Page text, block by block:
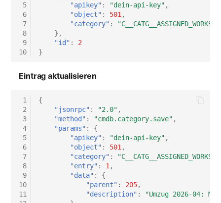
Systemdienst
Telefon
Stromversorgung
Verstärker
Verteilerkasten
Vertrag
Virtueller Client
5
6
7
8
9
10
"apikey" : "dein-api-key" ,
"object" : 501 ,
"category" :
},
"id" :
2
}
Eintrag aktualisieren
1
2
3
4
5
6
7
8
9
10
11
{
"jsonrpc" : "2.0" ,
"method" : "cmdb.category.save" ,
"params" :
{
"apikey" : "dein-api-key" ,
"object" : 501 ,
"category" :
"entry" : 1 ,
"data" :
{
"parent" : 205,
"description" :
"Umzug 2026-04: